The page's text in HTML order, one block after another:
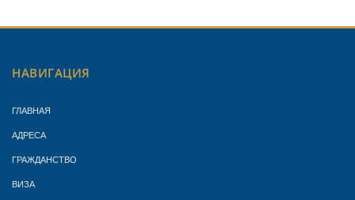
НАВИГАЦИЯ
ГЛАВНАЯ
АДРЕСА
ГРАЖДАНСТВО
ВИЗА